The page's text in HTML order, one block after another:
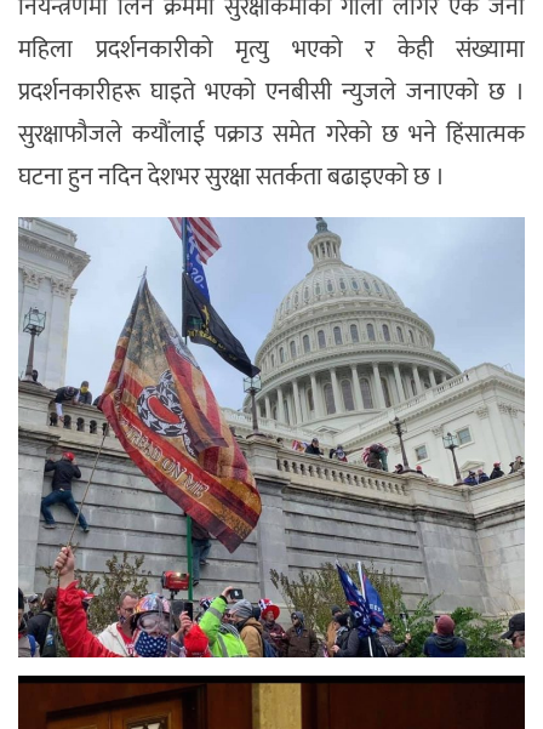
महिला प्रदर्शनकारीको मृत्यु भएको र केही संख्यामा
प्रदर्शनकारीहरू घाइते भएको एनबीसी न्युजले जनाएको छ ।
सुरक्षाफौजले कयौंलाई पक्राउ समेत गरेको छ भने हिंसात्मक
घटना हुन नदिन देशभर सुरक्षा सतर्कता बढाइएको छ ।